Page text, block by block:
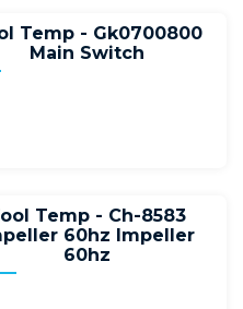
Temp - Gk0700800
Main Switch
Temp - Ch-8583
60hz Impeller
60hz